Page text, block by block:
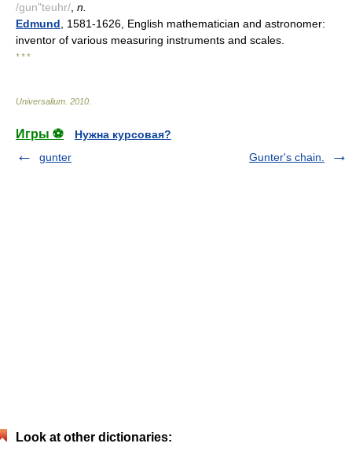
/gun"teuhr/ n.
Edmund , 1581-1626, English mathematician and astronomer:
inventor of various measuring instruments and scales.
* * *
Universalium 2010
Игры ⚽
Нужна курсовая?
gunter
Gunter's chain.
Look at other dictionaries: